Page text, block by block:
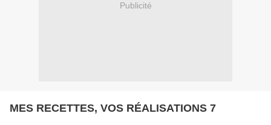
Publicité
MES RECETTES, VOS RÉALISATIONS 7